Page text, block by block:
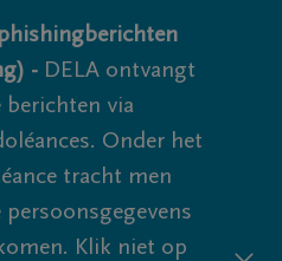
- DELA ontvangt
berichten via
Onder het
tracht men
persoonsgegevens
Klik niet op